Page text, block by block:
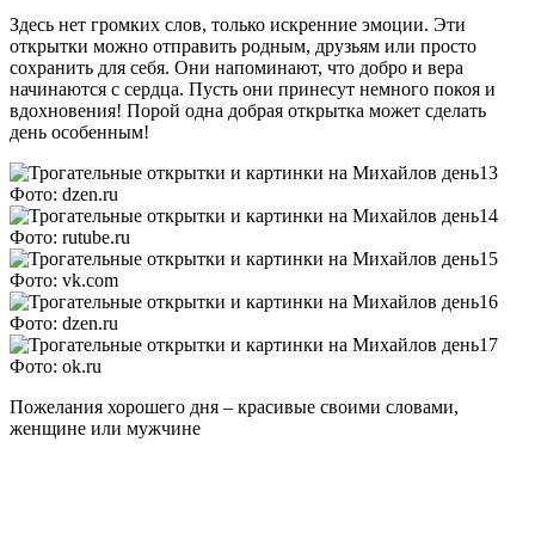
Здесь нет громких слов, только искренние эмоции. Эти
открытки можно отправить родным, друзьям или просто
сохранить для себя. Они напоминают, что добро и вера
начинаются с сердца. Пусть они принесут немного покоя и
вдохновения! Порой одна добрая открытка может сделать
день особенным!
Фото: dzen.ru
Фото: rutube.ru
Фото: vk.com
Фото: dzen.ru
Фото: ok.ru
Пожелания хорошего дня – красивые своими словами,
женщине или мужчине